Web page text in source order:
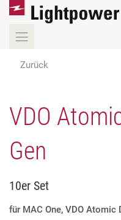
Zurück
VDO
Gen
10er Set
für MAC One, VDO Atomic